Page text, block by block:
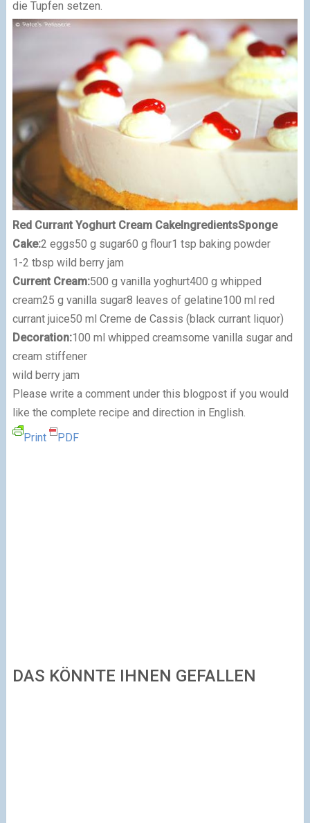
die Tupfen setzen.
Red Currant Yoghurt Cream CakeIngredientsSponge
Cake:2 eggs50 g sugar60 g flour1 tsp baking powder
1-2 tbsp wild berry jam
Current Cream:500 g vanilla yoghurt400 g whipped
cream25 g vanilla sugar8 leaves of gelatine100 ml red
currant juice50 ml Creme de Cassis (black currant liquor)
Decoration:100 ml whipped creamsome vanilla sugar and
cream stiffener
wild berry jam
Please write a comment under this blogpost if you would
like the complete recipe and direction in English.
Print
PDF
DAS KÖNNTE IHNEN GEFALLEN